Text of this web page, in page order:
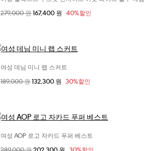
24R
25R 26R
할인 전 가격
279,000 원할인된 가격
167,400 원 40%할인
사이즈 선택
24
26 27
여성 데님 미니 랩 스커트
할인 전 가격
189,000 원할인된 가격
132,300 원 30%할인
사이즈 선택
여성 AOP 로고 자카드 푸퍼 베스트